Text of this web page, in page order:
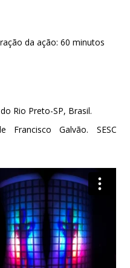
da ação: 60 minutos
Rio Preto-SP, Brasil.
Francisco Galvão. SESC